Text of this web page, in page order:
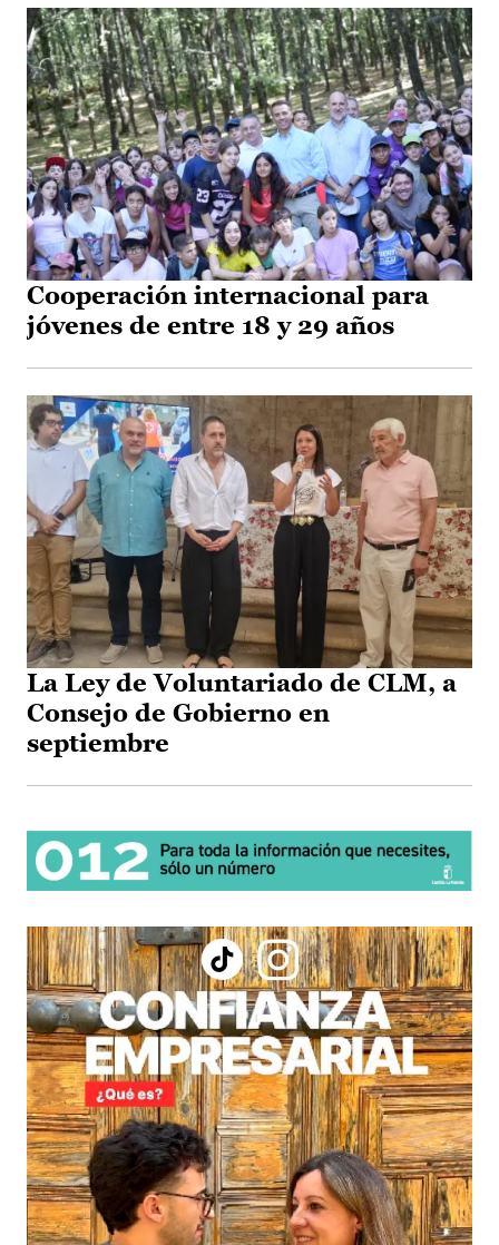
Cooperación internacional para
jóvenes de entre 18 y 29 años
La Ley de Voluntariado de CLM, a
Consejo de Gobierno en
septiembre